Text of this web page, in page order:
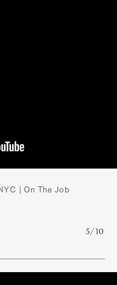
| On The Job
5/10